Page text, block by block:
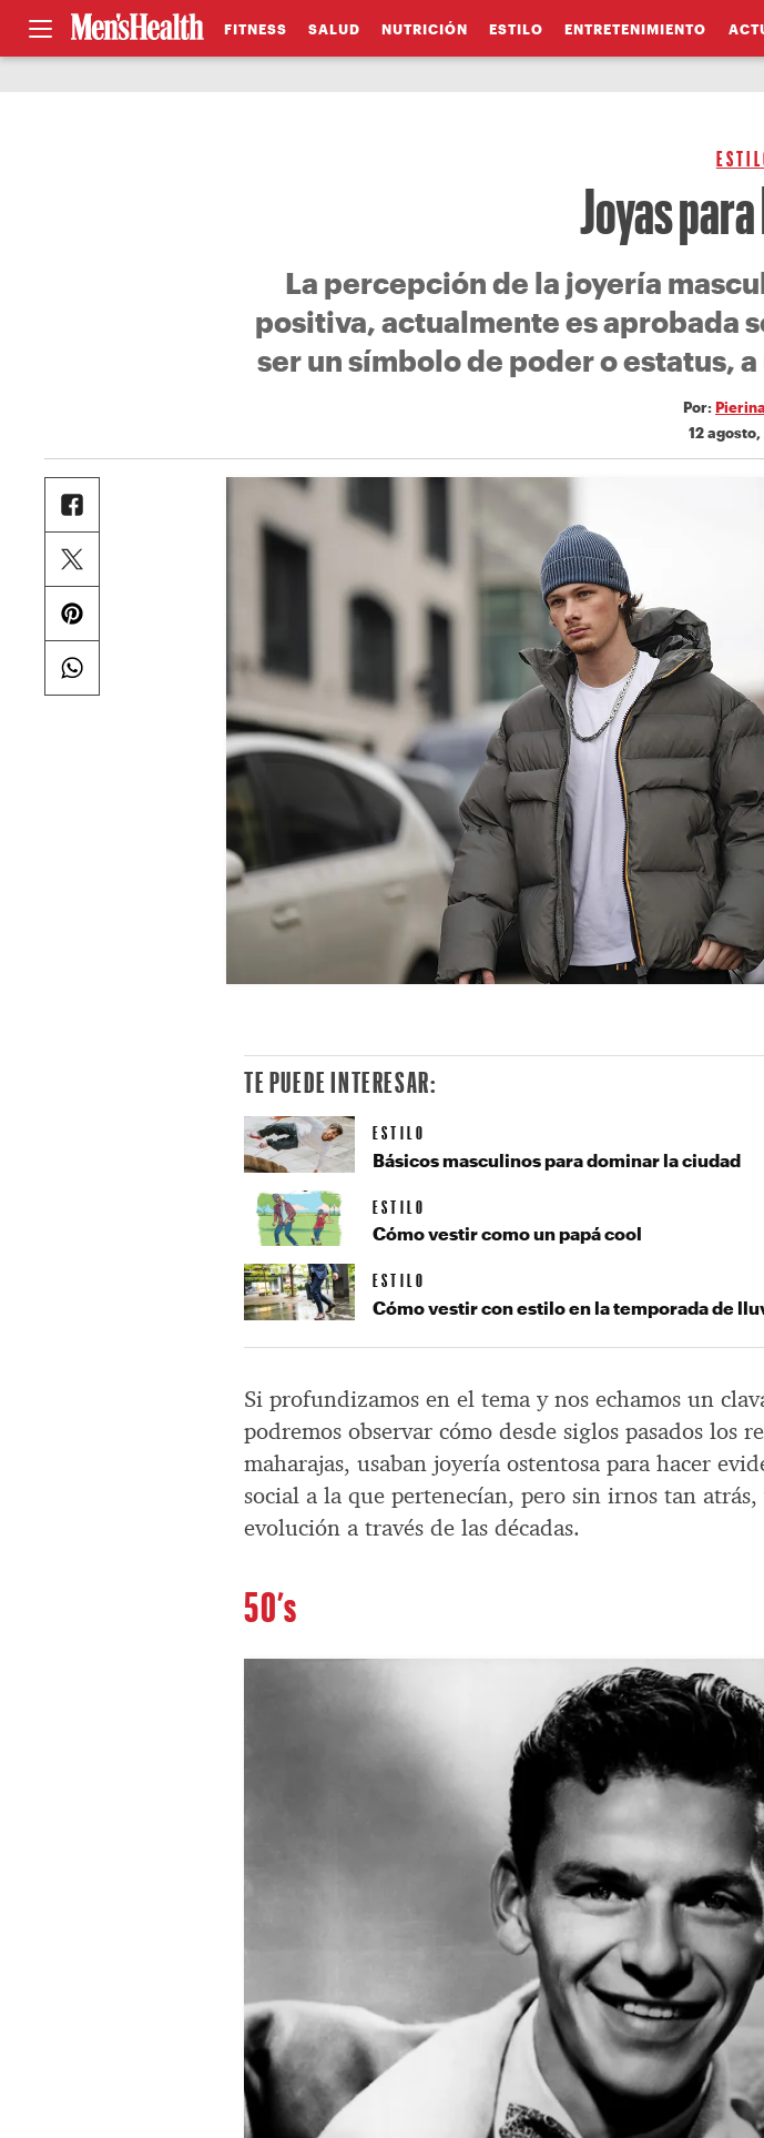
FITNESS SALUD NUTRICIÓN ESTILO ENTRETENIMIENTO
Joyas
La percepción de la joyería
positiva, actualmente es aprobada
ser un símbolo de poder o estatus,
Por:
12
Si profundizamos en el tema y nos echamos un
podremos observar cómo desde siglos pasados los
maharajas, usaban joyería ostentosa para hacer
social a la que pertenecían, pero sin irnos tan
evolución a través de las décadas.
50’s
TE PUEDE INTERESAR:
ESTILO
Básicos masculinos para dominar la ciudad
ESTILO
Cómo vestir como un papá cool
ESTILO
Cómo vestir con estilo en la temporada de